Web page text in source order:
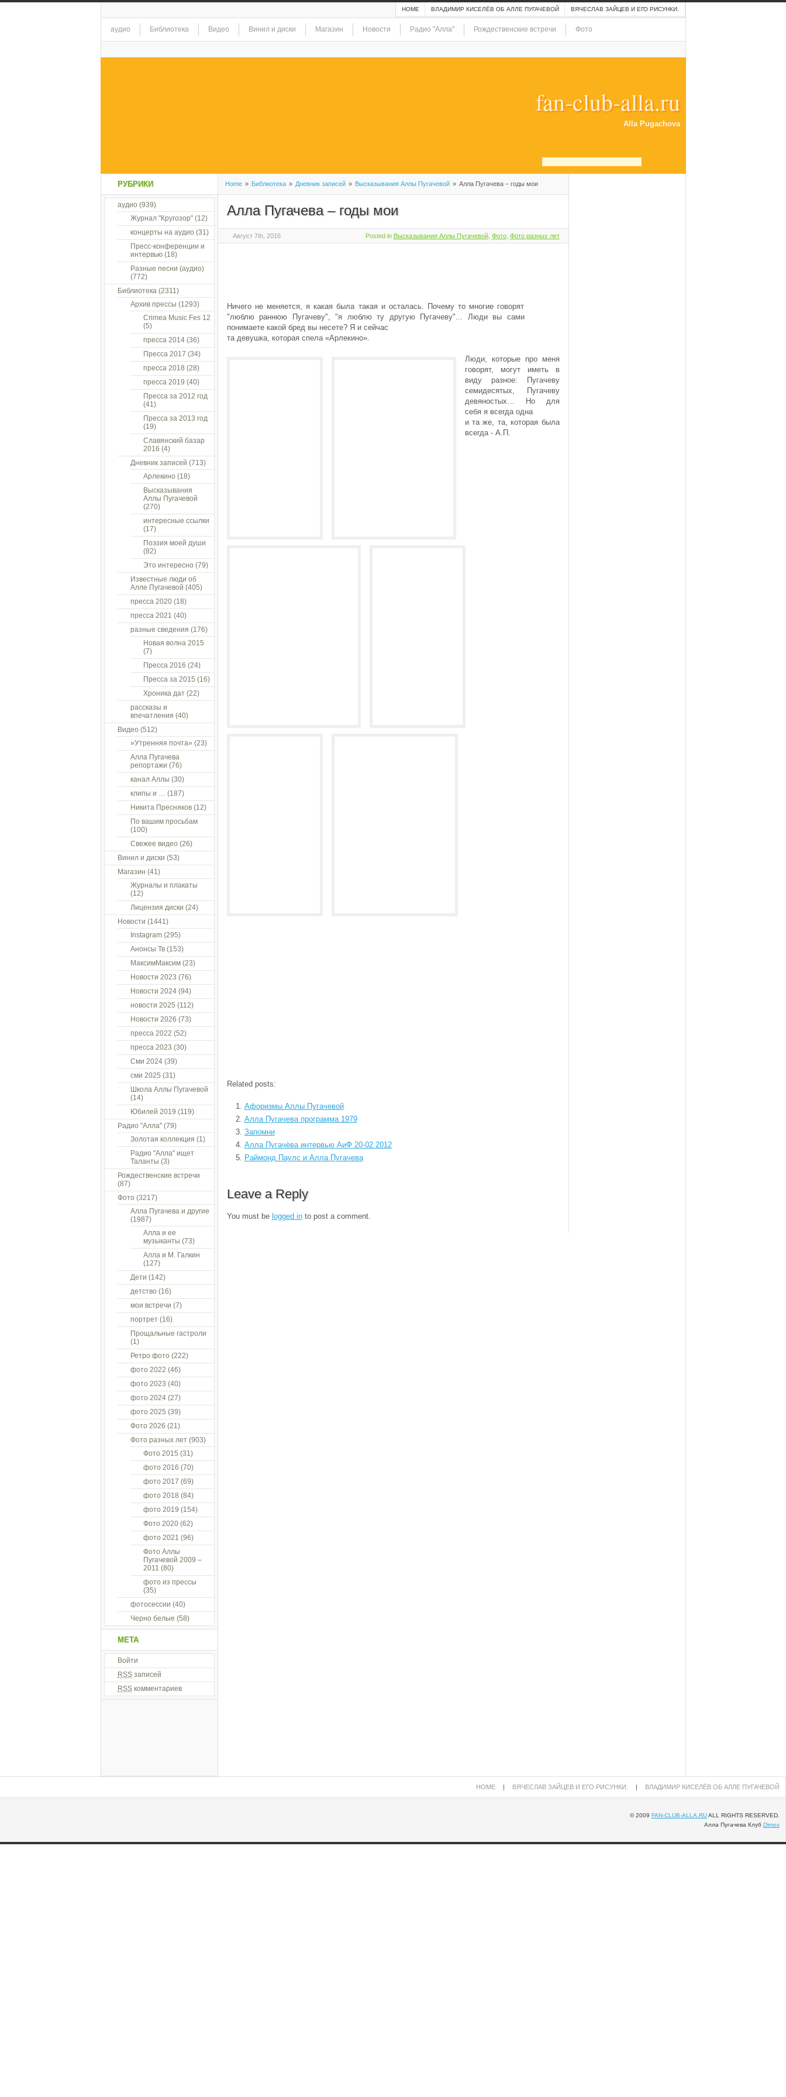
fan-club-alla.ru
Alla Pugachova
HOME ВЛАДИМИР КИСЕЛЁВ ОБ АЛЛЕ ПУГАЧЕВОЙ ВЯЧЕСЛАВ ЗАЙЦЕВ И ЕГО РИСУНКИ.
аудио Библиотека Видео Винил и диски Магазин Новости Радио "Алла" Рождественские встречи Фото
Home » Библиотека » Дневник записей » Высказывания Аллы Пугачевой » Алла Пугачева – годы мои
Алла Пугачева – годы мои
Август 7th, 2016 Posted in Высказывания Аллы Пугачевой, Фото, Фото разных лет
Ничего не меняется, я какая была такая и осталась. Почему то многие говорят
"люблю раннюю Пугачеву", "я люблю ту другую Пугачеву"... Люди вы сами
понимаете какой бред вы несете? Я и сейчас
та девушка, которая спела «Арлекино».
Люди, которые про меня
говорят, могут иметь в
виду разное: Пугачеву
семидесятых, Пугачеву
девяностых… Но для
себя я всегда одна
и та же, та, которая была
всегда - А.П.
Related posts:
Афоризмы Аллы Пугачевой
Алла Пугачева программа 1979
Запомни
Алла Пугачёва интервью АиФ 20-02 2012
Раймонд Паулс и Алла Пугачева
Leave a Reply
You must be logged into post a comment.
РУБРИКИ
аудио (939)
Журнал "Кругозор"(12)
концерты на аудио (31)
Пресс-конференции и
интервью(18)
Разные песни (аудио)
(772)
Библиотека(2311)
Архив прессы (1293)
Crimea Music Fes 12
(5)
пресса 2014(36)
Пресса 2017 (34)
пресса 2018 (28)
пресса 2019 (40)
Пресса за 2012 год
(41)
Пресса за 2013 год
(19)
Славянский базар
2016 (4)
Дневник записей (713)
Арлекино (18)
Высказывания
Аллы Пугачевой
(270)
интересные ссылки
(17)
Поэзия моей души
(82)
Это интересно (79)
Известные люди об
Алле Пугачевой (405)
пресса 2020(18)
пресса 2021 (40)
разные сведения (176)
Новая волна 2015
(7)
Пресса 2016 (24)
Пресса за 2015 (16)
Хроника дат(22)
рассказы и
впечатления (40)
Видео (512)
»Утренняя почта» (23)
Алла Пугачева
репортажи (76)
канал Аллы (30)
клипы и … (187)
Никита Пресняков(12)
По вашим просьбам
(100)
Свежее видео (26)
Винил и диски (53)
Магазин (41)
Журналы и плакаты
(12)
Лицензия диски (24)
Новости (1441)
Instagram(295)
Анонсы Тв(153)
МаксимМаксим(23)
Новости 2023 (76)
Новости 2024(94)
новости 2025 (112)
Новости 2026 (73)
пресса 2022 (52)
пресса 2023 (30)
Сми 2024(39)
сми 2025 (31)
Школа Аллы Пугачевой
(14)
Юбилей 2019 (119)
Радио "Алла"(79)
Золотая коллекция (1)
Радио "Алла" ищет
Таланты (3)
Рождественские встречи
(87)
Фото (3217)
Алла Пугачева и другие
(1987)
Алла и ее
музыканты (73)
Алла и М. Галкин
(127)
Дети (142)
детство (16)
мои встречи (7)
портрет(16)
Прощальные гастроли
(1)
Ретро фото (222)
фото 2022 (46)
фото 2023 (40)
фото 2024(27)
фото 2025 (39)
Фото 2026 (21)
Фото разных лет(903)
Фото 2015 (31)
фото 2016 (70)
фото 2017 (69)
фото 2018 (84)
фото 2019 (154)
Фото 2020(62)
фото 2021 (96)
Фото Аллы
Пугачевой 2009 –
2011 (80)
фото из прессы
(35)
фотосессии (40)
Черно белые (58)
МЕТА
Войти
RSSзаписей
RSSкомментариев
HOME | ВЯЧЕСЛАВ ЗАЙЦЕВ И ЕГО РИСУНКИ. | ВЛАДИМИР КИСЕЛЁВ ОБ АЛЛЕ ПУГАЧЕВОЙ
© 2009 FAN-CLUB-ALLA.RUALL RIGHTS RESERVED.
Алла Пугачева Клуб Dimox